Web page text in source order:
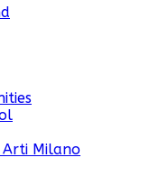
Arti Milano